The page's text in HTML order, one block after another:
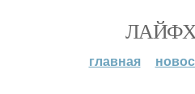
главная